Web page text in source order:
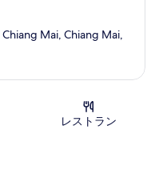
Mai, Chiang Mai,
レストラン